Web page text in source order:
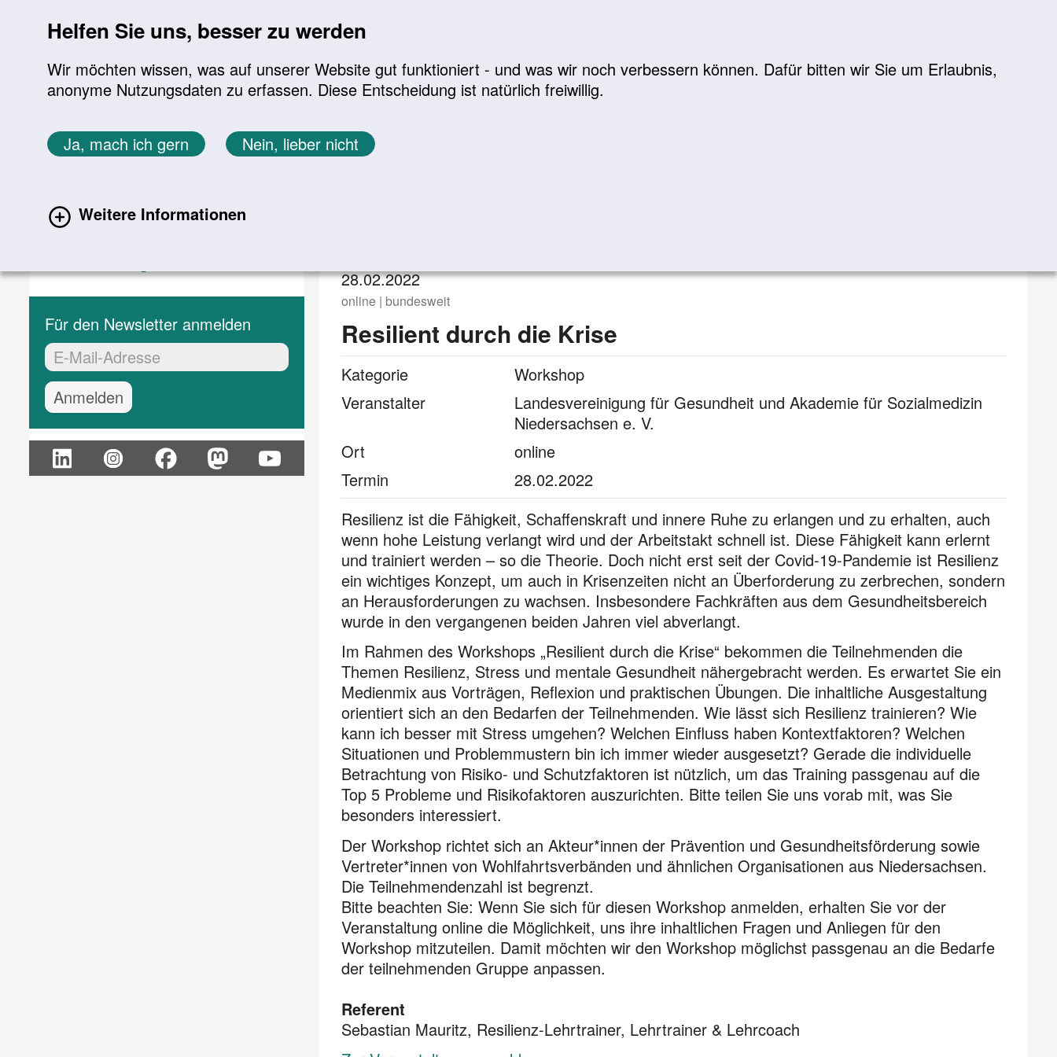
Helfen Sie uns, besser zu werden
Wir möchten wissen, was auf unserer Website gut funktioniert - und was wir noch verbessern können. Dafür bitten wir Sie um Erlaubnis,
anonyme Nutzungsdaten zu erfassen. Diese Entscheidung ist natürlich freiwillig.
Ja, mach ich gern Nein, lieber nicht
Weitere Informationen
Sie befinden sich hier:
Startseite Aktuelles Veranstaltungen
Aktuelle Meldungen
Für den Newsletter anmelden
EMail-Adresse:*
28.02.2022
online | bundesweit
Resilient durch die Krise
Kategorie
Workshop
Veranstalter
Landesvereinigung für Gesundheit und Akademie für Sozialmedizin
Niedersachsen e. V.
Ort
online
Termin
28.02.2022
Resilienz ist die Fähigkeit, Schaffenskraft und innere Ruhe zu erlangen und zu erhalten, auch
wenn hohe Leistung verlangt wird und der Arbeitstakt schnell ist. Diese Fähigkeit kann erlernt
und trainiert werden – so die Theorie. Doch nicht erst seit der Covid-19-Pandemie ist Resilienz
ein wichtiges Konzept, um auch in Krisenzeiten nicht an Überforderung zu zerbrechen, sondern
an Herausforderungen zu wachsen. Insbesondere Fachkräften aus dem Gesundheitsbereich
wurde in den vergangenen beiden Jahren viel abverlangt.
Im Rahmen des Workshops „Resilient durch die Krise“ bekommen die Teilnehmenden die
Themen Resilienz, Stress und mentale Gesundheit nähergebracht werden. Es erwartet Sie ein
Medienmix aus Vorträgen, Reflexion und praktischen Übungen. Die inhaltliche Ausgestaltung
orientiert sich an den Bedarfen der Teilnehmenden. Wie lässt sich Resilienz trainieren? Wie
kann ich besser mit Stress umgehen? Welchen Einfluss haben Kontextfaktoren? Welchen
Situationen und Problemmustern bin ich immer wieder ausgesetzt? Gerade die individuelle
Betrachtung von Risiko- und Schutzfaktoren ist nützlich, um das Training passgenau auf die
Top 5 Probleme und Risikofaktoren auszurichten. Bitte teilen Sie uns vorab mit, was Sie
besonders interessiert.
Der Workshop richtet sich an Akteur*innen der Prävention und Gesundheitsförderung sowie
Vertreter*innen von Wohlfahrtsverbänden und ähnlichen Organisationen aus Niedersachsen.
Die Teilnehmendenzahl ist begrenzt.
Bitte beachten Sie: Wenn Sie sich für diesen Workshop anmelden, erhalten Sie vor der
Veranstaltung online die Möglichkeit, uns ihre inhaltlichen Fragen und Anliegen für den
Workshop mitzuteilen. Damit möchten wir den Workshop möglichst passgenau an die Bedarfe
der teilnehmenden Gruppe anpassen.
Referent
Sebastian Mauritz, Resilienz-Lehrtrainer, Lehrtrainer & Lehrcoach